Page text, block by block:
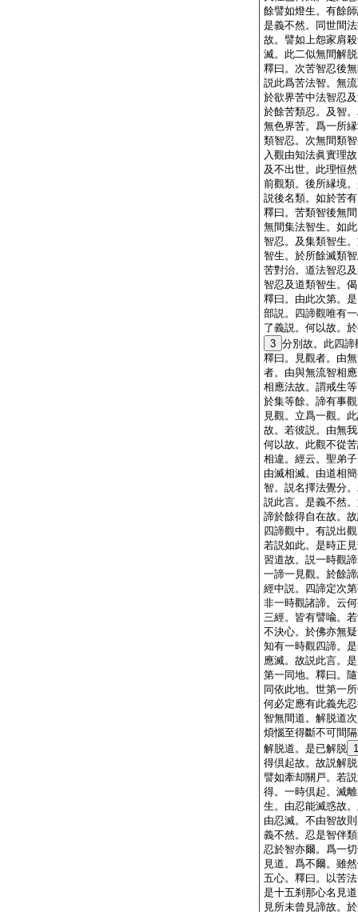
餘譬如燈生。有餘
是義不然。同世間
故。譬如上怨家肩
滅。此二似無間解
釋曰。次苦智忍後
説此爲苦法智。無
於欲界苦中法智忍
於餘苦類忍。及智
無色界苦。爲一所
類智忍。次無間類
入觀由知法眞實理
及不出世。此理恒
前觀類。後所縁境
説後名類。如於苦
釋曰。苦類智後無
無間集法智生。如
智忍。及集類智生
智生。於所餘滅類
苦對治。道法智忍
智忍及道類智生。
釋曰。由此次第。
部説。四諦觀唯有
了義説。何以故。
3 分別故。此四諦
釋曰。見觀者。由
者。由與無流智相
相應法故。謂戒生
於集等餘。諦有事
見觀。立爲一觀。
故。若彼説。由無
何以故。此觀不從
相違。經云。聖弟
由滅相滅。由道相
智。説名擇法覺分
説此言。是義不然
諦於餘得自在故。
四諦觀中。有説出
若説如此。是時正
習道故。説一時觀
一諦一見觀。於餘
經中説。四諦定次
非一時觀諸諦。云
三經。皆有譬喩。
不決心。於佛亦無
知有一時觀四諦。
應滅。故説此言。
第一同地。釋曰。
同依此地。世第一
何必定應有此義先
智無間道。解脱道
煩惱至得斷不可間
解脱道。是已解脱 1
得倶起故。故説解
譬如牽却關戸。若
得。一時倶起。滅
生。由忍能滅惑故
由忍滅。不由智故
義不然。忍是智伴
忍於智亦爾。爲一
見道。爲不爾。雖
五心。釋曰。以苦
是十五刹那心名見
見所未曾見諦故。